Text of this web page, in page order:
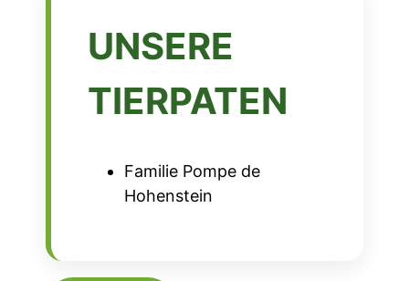
UNSERE
TIERPATEN
Familie Pompe de
Hohenstein